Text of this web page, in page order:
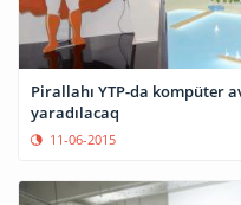
Pirallahı YTP-da kompüter
yaradılacaq
11-06-2015